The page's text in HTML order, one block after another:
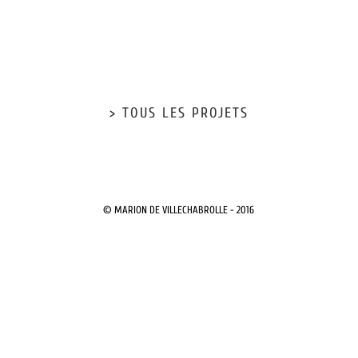
> TOUS LES PROJETS
© MARION DE VILLECHABROLLE - 2016